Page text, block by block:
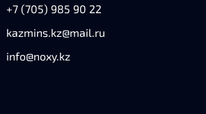
+7 (705) 985 90 22
kazmins.kz@mail.ru
info@noxy.kz